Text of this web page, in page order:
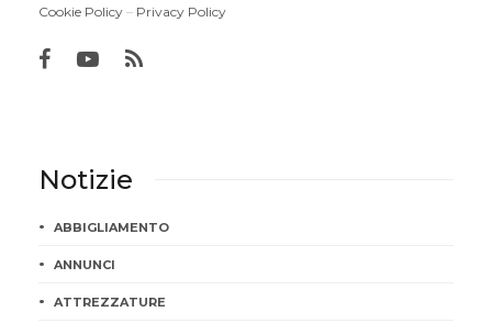
Cookie Policy – Privacy Policy
Notizie
ABBIGLIAMENTO
ANNUNCI
ATTREZZATURE